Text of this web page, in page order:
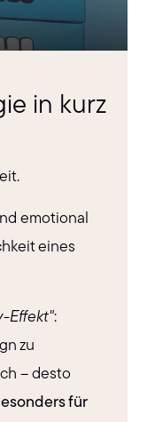
in kurz
emotional
eines
Effekt":
zu
– desto
für